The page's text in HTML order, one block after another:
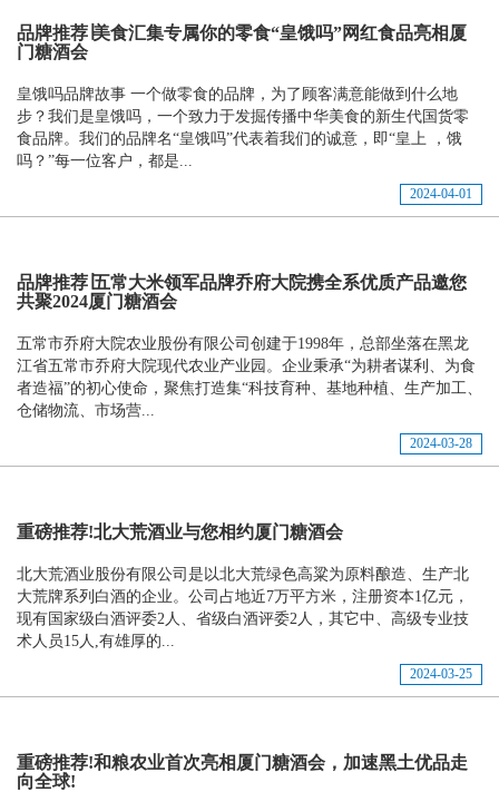
品牌推荐∣美食汇集专属你的零食“皇饿吗”网红食品亮相厦
门糖酒会
皇饿吗品牌故事 一个做零食的品牌，为了顾客满意能做到什么地
步？我们是皇饿吗，一个致力于发掘传播中华美食的新生代国货零
食品牌。我们的品牌名“皇饿吗”代表着我们的诚意，即“皇上 ，饿
吗？”每一位客户，都是...
2024-04-01
品牌推荐∣五常大米领军品牌乔府大院携全系优质产品邀您
共聚2024厦门糖酒会
五常市乔府大院农业股份有限公司创建于1998年，总部坐落在黑龙
江省五常市乔府大院现代农业产业园。企业秉承“为耕者谋利、为食
者造福”的初心使命，聚焦打造集“科技育种、基地种植、生产加工、
仓储物流、市场营...
2024-03-28
重磅推荐!北大荒酒业与您相约厦门糖酒会
北大荒酒业股份有限公司是以北大荒绿色高粱为原料酿造、生产北
大荒牌系列白酒的企业。公司占地近7万平方米，注册资本1亿元，
现有国家级白酒评委2人、省级白酒评委2人，其它中、高级专业技
术人员15人,有雄厚的...
2024-03-25
重磅推荐!和粮农业首次亮相厦门糖酒会，加速黑土优品走
向全球!